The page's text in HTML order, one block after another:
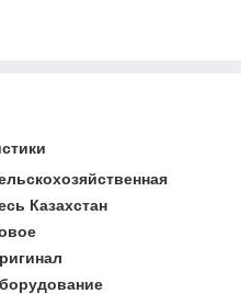
Казахстан